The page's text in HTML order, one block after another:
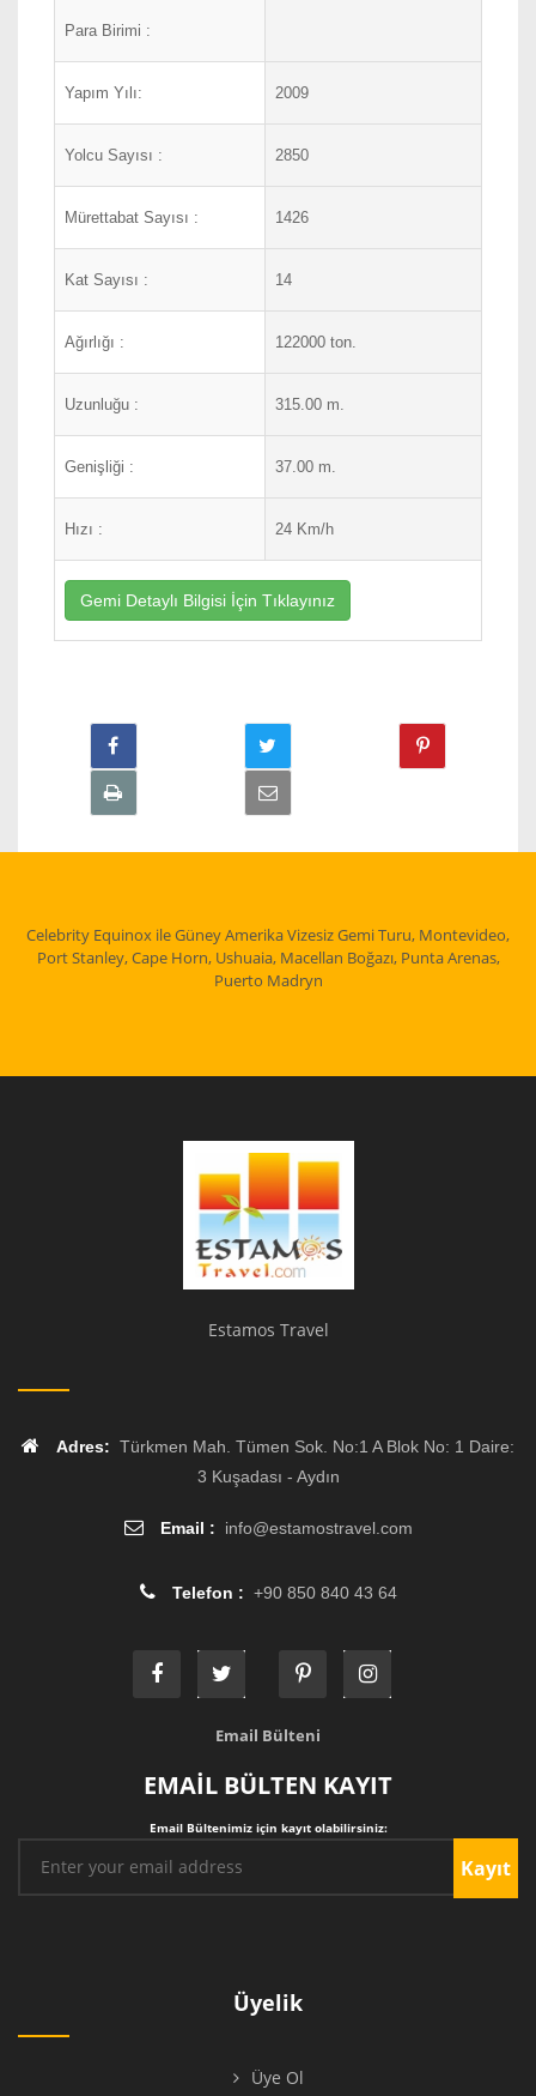
Para Birimi :
Yapım Yılı: 2009
Yolcu Sayısı : 2850
Mürettabat Sayısı : 1426
Kat Sayısı : 14
Ağırlığı : 122000 ton.
Uzunluğu : 315.00 m.
Genişliği : 37.00 m.
Hızı : 24 Km/h
Gemi Detaylı Bilgisi İçin Tıklayınız
Celebrity Equinox ile Güney Amerika Vizesiz Gemi Turu, Montevideo,
Port Stanley, Cape Horn, Ushuaia, Macellan Boğazı, Punta Arenas,
Puerto Madryn
Estamos Travel
Adres: Türkmen Mah. Tümen Sok. No:1 A Blok No: 1 Daire:
3 Kuşadası - Aydın
Email : info@estamostravel.com
Telefon : +90 850 840 43 64
Email Bülteni
EMAİL BÜLTEN KAYIT
Email Bültenimiz için kayıt olabilirsiniz:
Kayıt
Üyelik
Üye Ol